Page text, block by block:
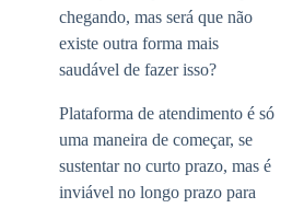
chegando, mas será que não
existe outra forma mais
saudável de fazer isso?
Plataforma de atendimento é só
uma maneira de começar, se
sustentar no curto prazo, mas é
inviável no longo prazo para